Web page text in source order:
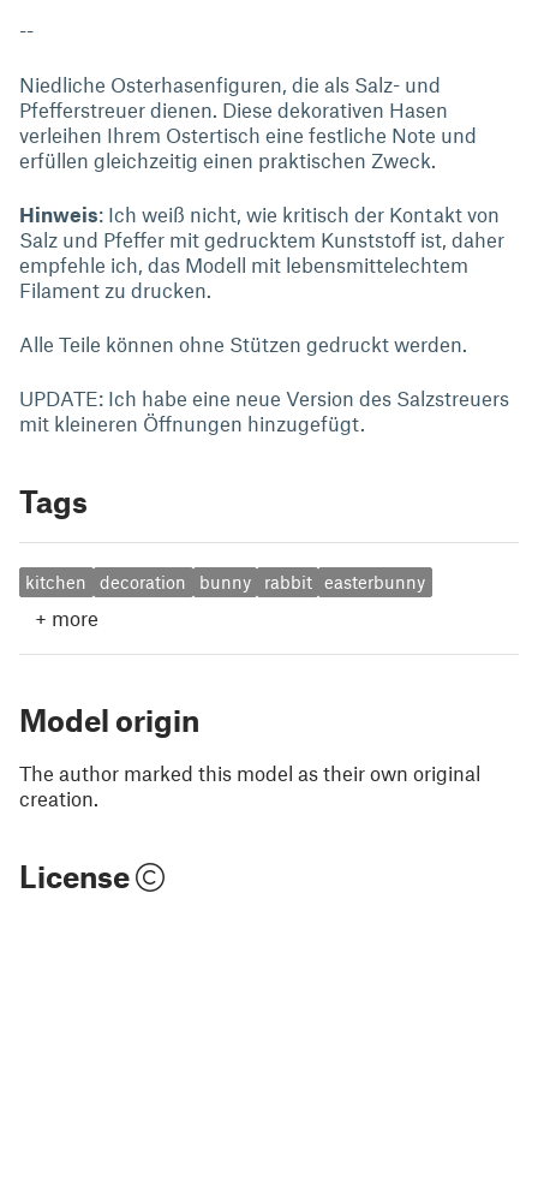
--
Niedliche Osterhasenfiguren, die als Salz- und
Pfefferstreuer dienen. Diese dekorativen Hasen
verleihen Ihrem Ostertisch eine festliche Note und
erfüllen gleichzeitig einen praktischen Zweck.
Hinweis: Ich weiß nicht, wie kritisch der Kontakt von
Salz und Pfeffer mit gedrucktem Kunststoff ist, daher
empfehle ich, das Modell mit lebensmittelechtem
Filament zu drucken.
Alle Teile können ohne Stützen gedruckt werden.
UPDATE: Ich habe eine neue Version des Salzstreuers
mit kleineren Öffnungen hinzugefügt.
Tags
kitchen decoration bunny rabbit easterbunny
+ more
Model origin
The author marked this model as their own original
creation.
License